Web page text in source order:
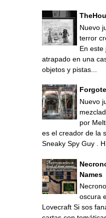
Nuevo
terror
En este
atrapado en una
objetos y pistas...
Nuevo
por
es el creador de la
Sneaky Spy Guy .
Names
oscura
Lovecraft Si sos